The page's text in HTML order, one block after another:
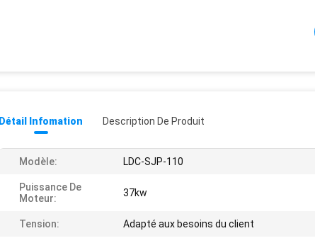
Détail Infomation Description De Produit
Modèle: LDC-SJP-110
Puissance De
Moteur:
37kw
Tension: Adapté aux besoins du client